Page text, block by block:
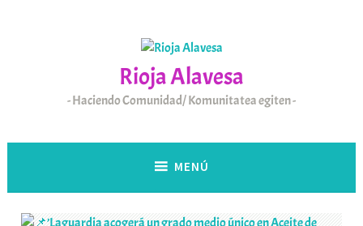
Rioja Alavesa
Haciendo Comunidad/ Komunitatea egiten
MENÚ